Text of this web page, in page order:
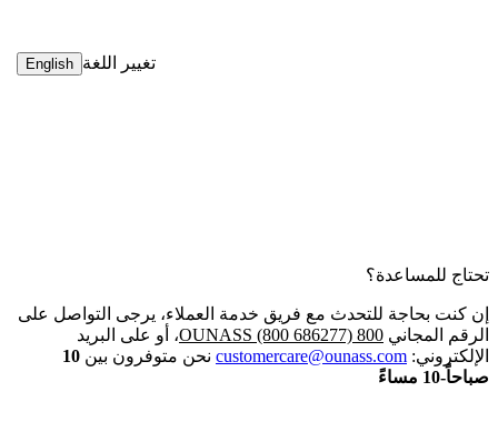
تغيير اللغة English
تحتاج للمساعدة؟
إن كنت بحاجة للتحدث مع فريق خدمة العملاء، يرجى التواصل على
الرقم المجاني 800 OUNASS (800 686277)
، أو على البريد
الإلكتروني: customercare@ounass.com نحن متوفرون بين 10
صباحاً-10 مساءً